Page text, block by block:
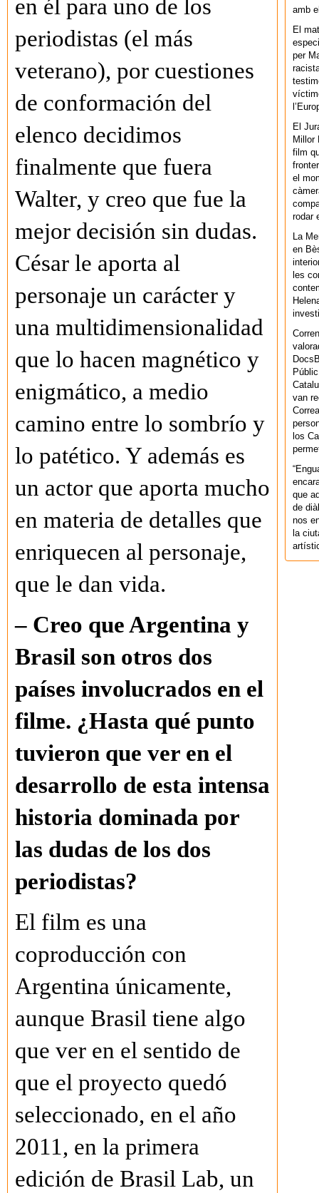
en él para uno de los
periodistas (el más
veterano), por cuestiones
de conformación del
elenco decidimos
finalmente que fuera
Walter, y creo que fue la
mejor decisión sin dudas.
César le aporta al
personaje un carácter y
una multidimensionalidad
que lo hacen magnético y
enigmático, a medio
camino entre lo sombrío y
lo patético. Y además es
un actor que aporta mucho
en materia de detalles que
enriquecen al personaje,
que le dan vida.
– Creo que Argentina y
Brasil son otros dos
países involucrados en el
filme. ¿Hasta qué punto
tuvieron que ver en el
desarrollo de esta intensa
historia dominada por
las dudas de los dos
periodistas?
El film es una
coproducción con
Argentina únicamente,
aunque Brasil tiene algo
que ver en el sentido de
que el proyecto quedó
seleccionado, en el año
2011, en la primera
edición de Brasil Lab, un
amb
El
per
El
Millor
film
el
rodar
La
en
les
van
los
que
de
nos
la